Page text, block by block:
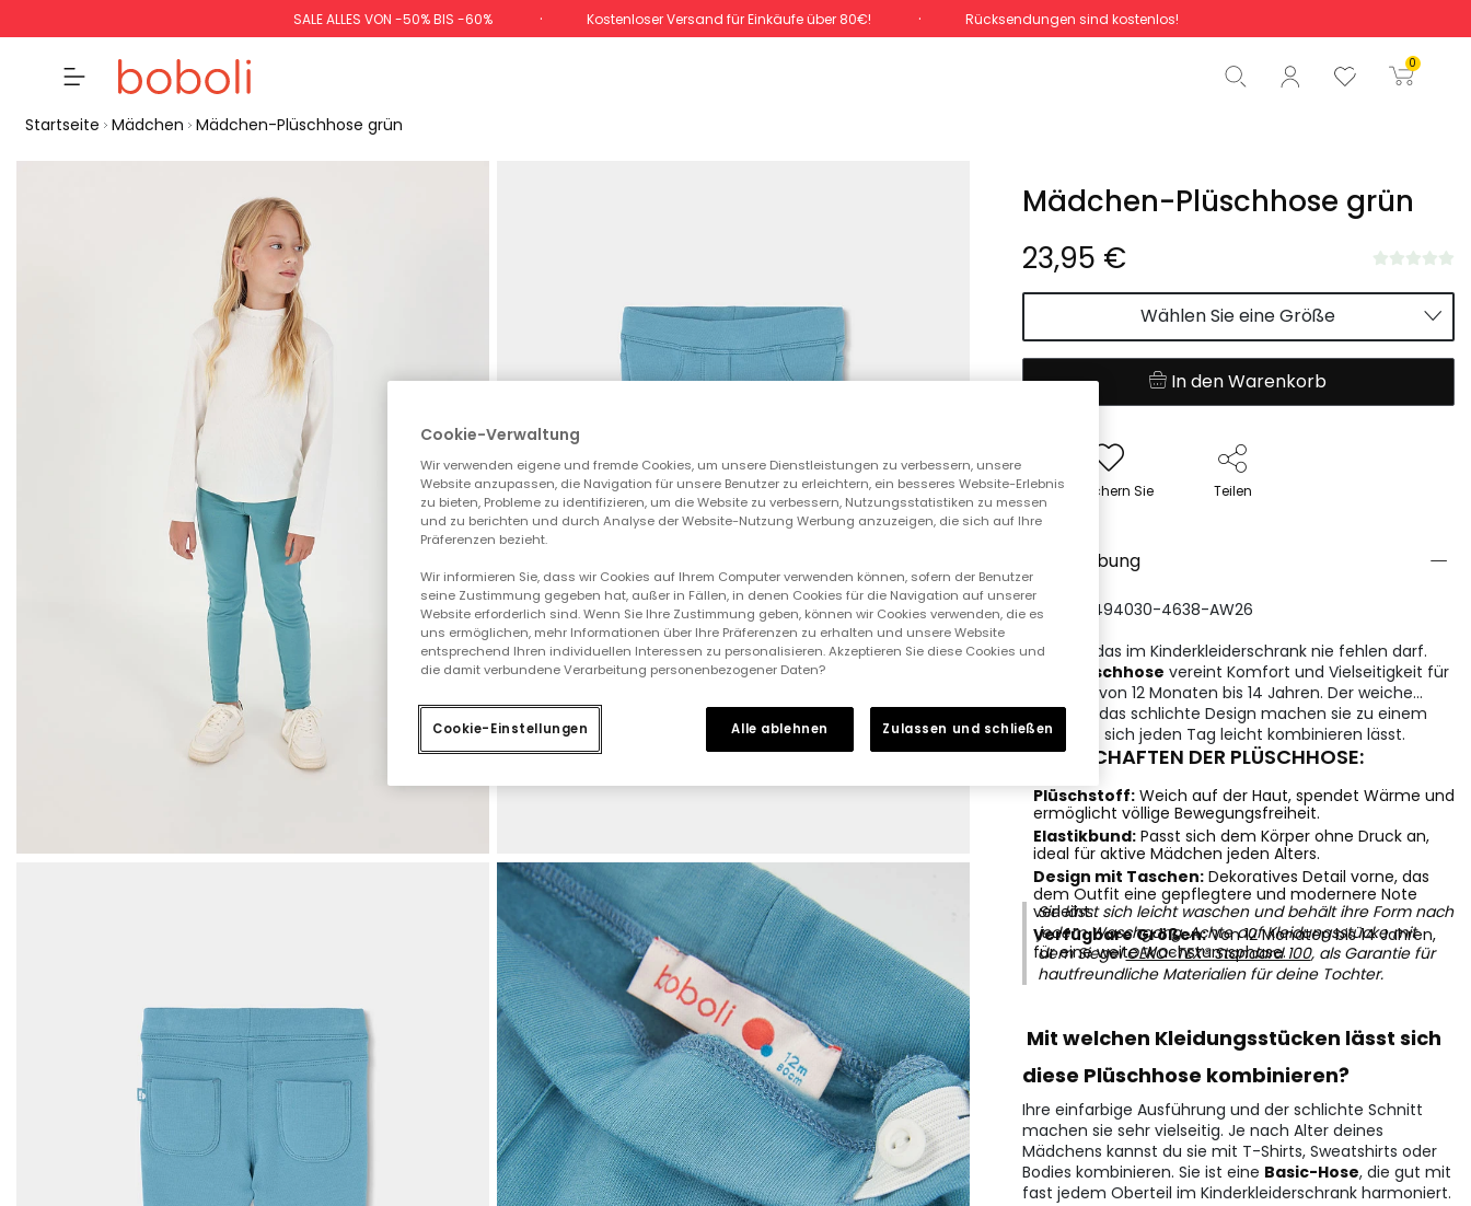
SALE ALLES VON -50% BIS -60% Kostenloser Versand für Einkäufe über 80€! Rücksendungen sind kostenlos!
0
Gesamtbetrag 0,00 €
Start der Bestellung
Startseite Mädchen Mädchen-Plüschhose grün
Mädchen-Plüschhose grün
23,95 €
Wählen Sie eine Größe
In den Warenkorb
Speichern Sie Teilen
Beschreibung
REFERENZ:494030-4638-AW26
Ein Basic, das im Kinderkleiderschrank nie fehlen darf.
Plüschhose vereint Komfort und Vielseitigkeit für
Mädchen von 12 Monaten bis 14 Jahren. Der weiche
Stoff und das schlichte Design machen sie zu einem
Stück, das sich jeden Tag leicht kombinieren lässt.
EIGENSCHAFTEN DER PLÜSCHHOSE:
Plüschstoff:Weich auf der Haut, spendet Wärme und
ermöglicht völlige Bewegungsfreiheit.
Elastikbund:Passt sich dem Körper ohne Druck an,
ideal für aktive Mädchen jeden Alters.
Design mit Taschen:Dekoratives Detail vorne, das
dem Outfit eine gepflegtere und modernere Note
verleiht.
Verfügbare Größen:Von 12 Monaten bis 14 Jahren,
für eine weite Wachstumsphase.
Sie lässt sich leicht waschen und behält ihre Form nach
jedem Waschgang. Achte auf Kleidungsstücke mit
dem SiegelOEKO-TEX® Standard 100, als Garantie für
hautfreundliche Materialien für deine Tochter.
Mit welchen Kleidungsstücken lässt sich
diese Plüschhose kombinieren?
Ihre einfarbige Ausführung und der schlichte Schnitt
machen sie sehr vielseitig. Je nach Alter deines
Mädchens kannst du sie mit T-Shirts, Sweatshirts oder
Bodies kombinieren. Sie ist eine Basic-Hose, die gut mit
fast jedem Oberteil im Kinderkleiderschrank harmoniert.
Cookie-Verwaltung
Wir verwenden eigene und fremde Cookies, um unsere Dienstleistungen zu verbessern, unsere
Website anzupassen, die Navigation für unsere Benutzer zu erleichtern, ein besseres Website-Erlebnis
zu bieten, Probleme zu identifizieren, um die Website zu verbessern, Nutzungsstatistiken zu messen
und zu berichten und durch Analyse der Website-Nutzung Werbung anzuzeigen, die sich auf Ihre
Präferenzen bezieht.
Wir informieren Sie, dass wir Cookies auf Ihrem Computer verwenden können, sofern der Benutzer
seine Zustimmung gegeben hat, außer in Fällen, in denen Cookies für die Navigation auf unserer
Website erforderlich sind. Wenn Sie Ihre Zustimmung geben, können wir Cookies verwenden, die es
uns ermöglichen, mehr Informationen über Ihre Präferenzen zu erhalten und unsere Website
entsprechend Ihren individuellen Interessen zu personalisieren. Akzeptieren Sie diese Cookies und
die damit verbundene Verarbeitung personenbezogener Daten?
Cookie-Einstellungen Alle ablehnen Zulassen und schließen